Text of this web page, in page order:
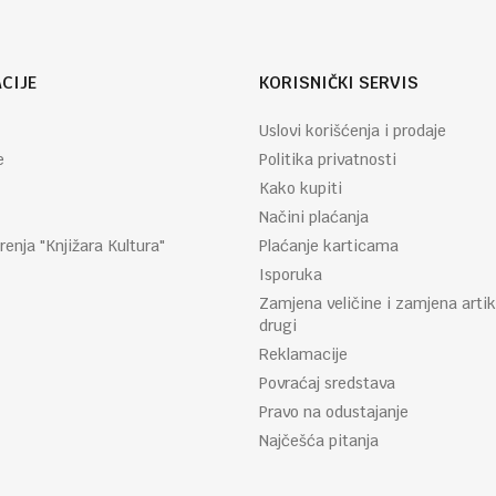
"Knjižara Kultura"
KORISNIČKI SERVIS
Uslovi korišćenja i prodaje
Politika privatnosti
Kako kupiti
Načini plaćanja
Plaćanje karticama
Isporuka
Zamjena veličine i zamjena
drugi
Reklamacije
Povraćaj sredstava
Pravo na odustajanje
Najčešća pitanja